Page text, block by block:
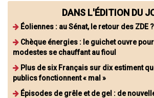
DANS L'ÉDITION DU
Éoliennes : au Sénat, le retour des ZDE ?
Chèque énergies : le guichet ouvre
modestes se chauffant au fioul
Plus de six Français sur dix estiment
publics fonctionnent « mal »
Épisodes de grêle et de gel : de